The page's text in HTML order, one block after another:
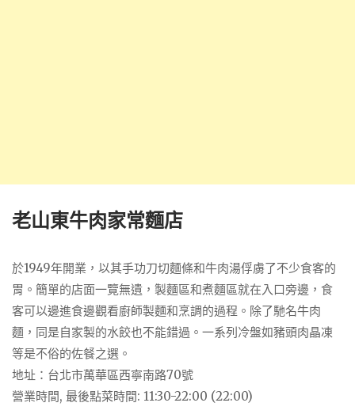
老山東牛肉家常麵店
於1949年開業，以其手功刀切麵條和牛肉湯俘虜了不少食客的
胃。簡單的店面一覽無遺，製麵區和煮麵區就在入口旁邊，食
客可以邊進食邊觀看廚師製麵和烹調的過程。除了馳名牛肉
麵，同是自家製的水餃也不能錯過。一系列冷盤如豬頭肉晶凍
等是不俗的佐餐之選。
地址：台北市萬華區西寧南路70號
營業時間, 最後點菜時間: 11:30-22:00 (22:00)